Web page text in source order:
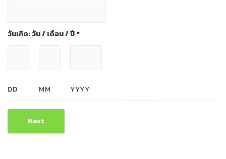
วันเกิด: วัน / เดือน / ปี*
DD MM YYYY